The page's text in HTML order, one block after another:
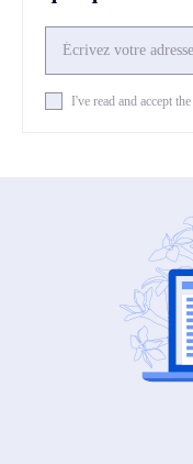
I've read and accept the